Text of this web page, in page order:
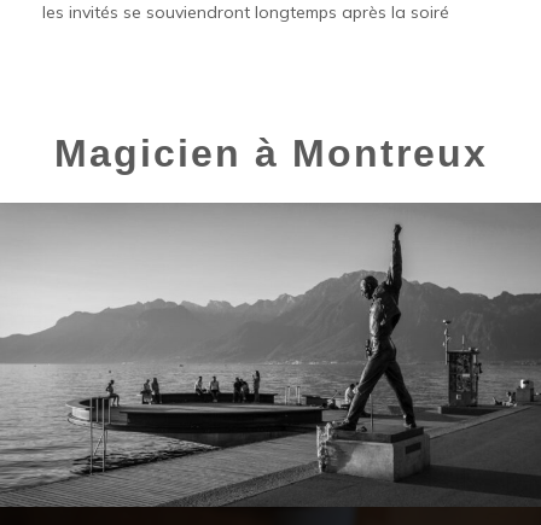
les invités se souviendront longtemps après la soiré
Magicien à Montreux